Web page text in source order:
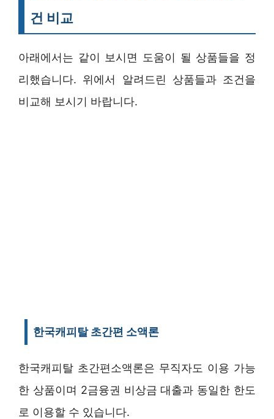
건 비교
아래에서는 같이 보시면 도움이 될 상품들을 정
리했습니다. 위에서 알려드린 상품들과 조건을
비교해 보시기 바랍니다.
한국캐피탈 초간편 소액론
한국캐피탈 초간편소액론은 무직자도 이용 가능
한 상품이며 2금융권 비상금 대출과 동일한 한도
로 이용할 수 있습니다.